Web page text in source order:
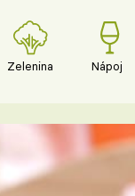
Zelenina Nápoje